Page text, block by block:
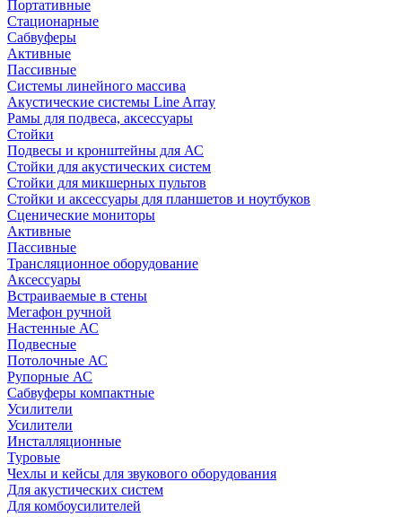
Портативные
Стационарные
Сабвуферы
Активные
Пассивные
Системы линейного массива
Акустические системы Line Array
Рамы для подвеса, аксессуары
Стойки
Подвесы и кронштейны для АС
Стойки для акустических систем
Стойки для микшерных пультов
Стойки и аксессуары для планшетов и ноутбуков
Сценические мониторы
Активные
Пассивные
Трансляционное оборудование
Аксессуары
Встраиваемые в стены
Мегафон ручной
Настенные АС
Подвесные
Потолочные АС
Рупорные АС
Сабвуферы компактные
Усилители
Усилители
Инсталляционные
Туровые
Чехлы и кейсы для звукового оборудования
Для акустических систем
Для комбоусилителей